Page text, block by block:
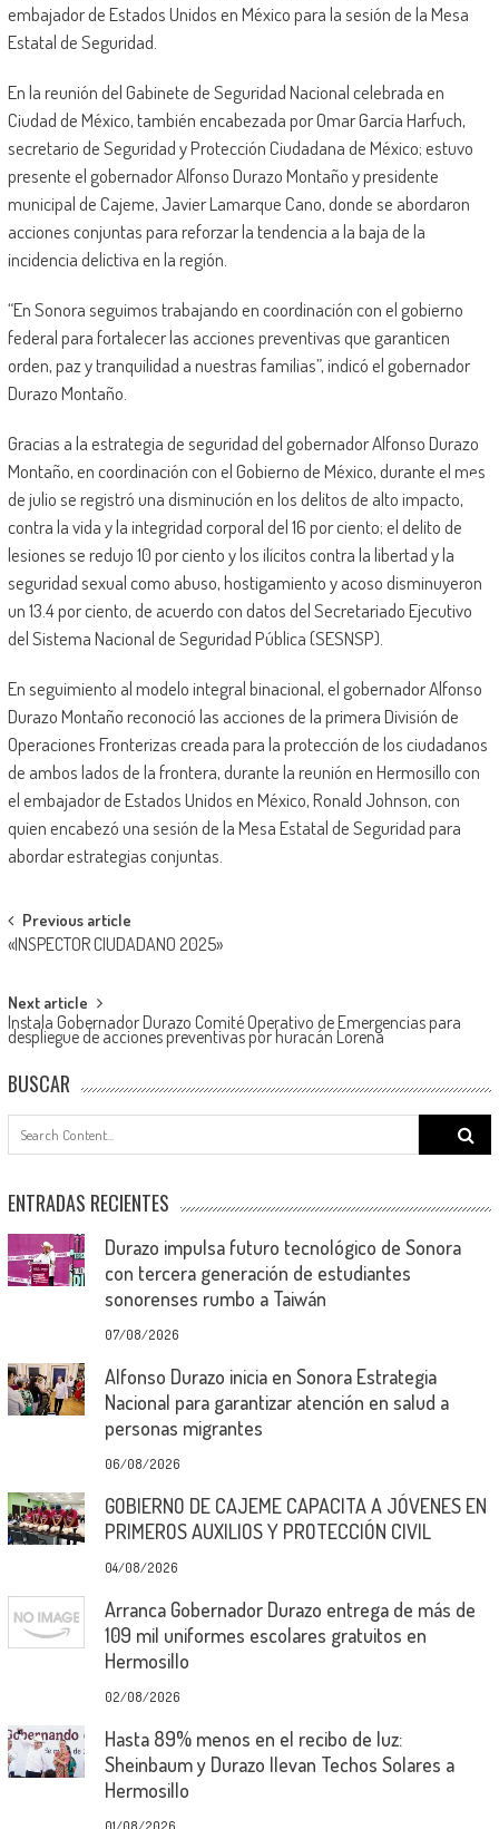
embajador de Estados Unidos en México para la sesión de la Mesa
Estatal de Seguridad.
En la reunión del Gabinete de Seguridad Nacional celebrada en
Ciudad de México, también encabezada por Omar García Harfuch,
secretario de Seguridad y Protección Ciudadana de México; estuvo
presente el gobernador Alfonso Durazo Montaño y presidente
municipal de Cajeme, Javier Lamarque Cano, donde se abordaron
acciones conjuntas para reforzar la tendencia a la baja de la
incidencia delictiva en la región.
“En Sonora seguimos trabajando en coordinación con el gobierno
federal para fortalecer las acciones preventivas que garanticen
orden, paz y tranquilidad a nuestras familias”, indicó el gobernador
Durazo Montaño.
Gracias a la estrategia de seguridad del gobernador Alfonso Durazo
Montaño, en coordinación con el Gobierno de México, durante el mes
de julio se registró una disminución en los delitos de alto impacto,
contra la vida y la integridad corporal del 16 por ciento; el delito de
lesiones se redujo 10 por ciento y los ilícitos contra la libertad y la
seguridad sexual como abuso, hostigamiento y acoso disminuyeron
un 13.4 por ciento, de acuerdo con datos del Secretariado Ejecutivo
del Sistema Nacional de Seguridad Pública (SESNSP).
En seguimiento al modelo integral binacional, el gobernador Alfonso
Durazo Montaño reconoció las acciones de la primera División de
Operaciones Fronterizas creada para la protección de los ciudadanos
de ambos lados de la frontera, durante la reunión en Hermosillo con
el embajador de Estados Unidos en México, Ronald Johnson, con
quien encabezó una sesión de la Mesa Estatal de Seguridad para
abordar estrategias conjuntas.
Post
navigation
Previous article
«INSPECTOR CIUDADANO 2025»
Next article
Instala Gobernador Durazo Comité Operativo de Emergencias para
despliegue de acciones preventivas por huracán Lorena
BUSCAR
Search
for:
ENTRADAS RECIENTES
Durazo impulsa futuro tecnológico de Sonora
con tercera generación de estudiantes
sonorenses rumbo a Taiwán
07/08/2026
Alfonso Durazo inicia en Sonora Estrategia
Nacional para garantizar atención en salud a
personas migrantes
06/08/2026
GOBIERNO DE CAJEME CAPACITA A JÓVENES EN
PRIMEROS AUXILIOS Y PROTECCIÓN CIVIL
04/08/2026
Arranca Gobernador Durazo entrega de más de
109 mil uniformes escolares gratuitos en
Hermosillo
02/08/2026
Hasta 89% menos en el recibo de luz:
Sheinbaum y Durazo llevan Techos Solares a
Hermosillo